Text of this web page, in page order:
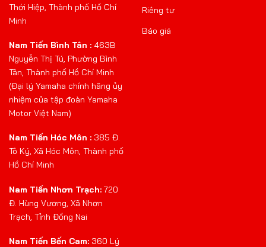
Thới Hiệp, Thành phố Hồ Chí
Minh
Nam Tiến Bình Tân : 463B
Nguyễn Thị Tú, Phường Bình
Tân, Thành phố Hồ Chí Minh
(Đại lý Yamaha chính hãng ủy
nhiệm của tập đoàn Yamaha
Motor Việt Nam)
Nam Tiến Hóc Môn : 385 Đ.
Tô Ký, Xã Hóc Môn, Thành phố
Hồ Chí Minh
Nam Tiến Nhơn Trạch: 720
Đ. Hùng Vương, Xã Nhơn
Trạch, Tỉnh Đồng Nai
Nam Tiến Bến Cam: 360 Lý
Riêng tư
Báo giá